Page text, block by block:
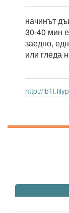
начинът
30-40 мин
заедно,
или гледа
http://